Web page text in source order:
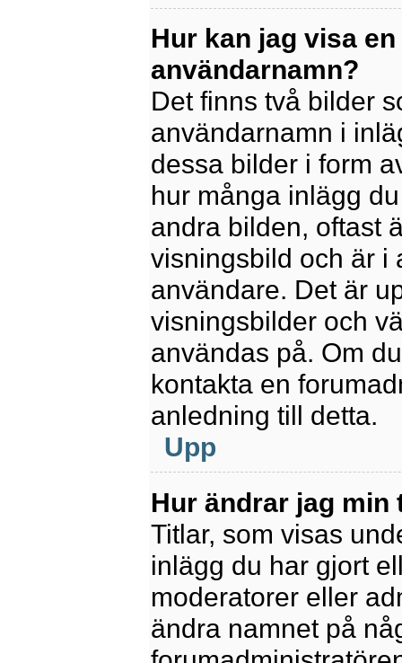
Hur kan jag visa
användarnamn?
Det finns två bilder
användarnamn i
dessa bilder i form
hur många inlägg
andra bilden, oftast
visningsbild och är i
användare. Det är
visningsbilder och
användas på. Om
kontakta en
anledning till detta.
Upp
Hur ändrar jag min
Titlar, som visas
inlägg du har gjort
moderatorer eller
ändra namnet på